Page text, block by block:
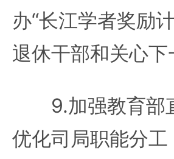
办“长江学者奖励
退休干部和关心下
9.加强教育部
优化司局职能分